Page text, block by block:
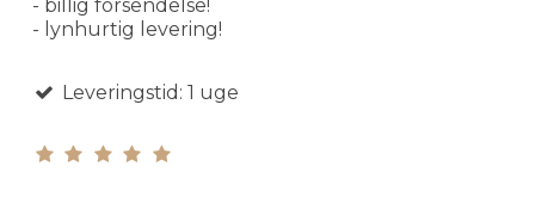
- billig forsendelse!
- lynhurtig levering!
Leveringstid: 1 uge